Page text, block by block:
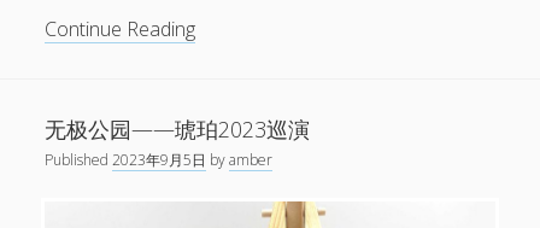
演
派
对”
Continue Reading琥
演
2023
越
位
无极公园——琥珀2023巡演
Published2023年9月5日 byamber